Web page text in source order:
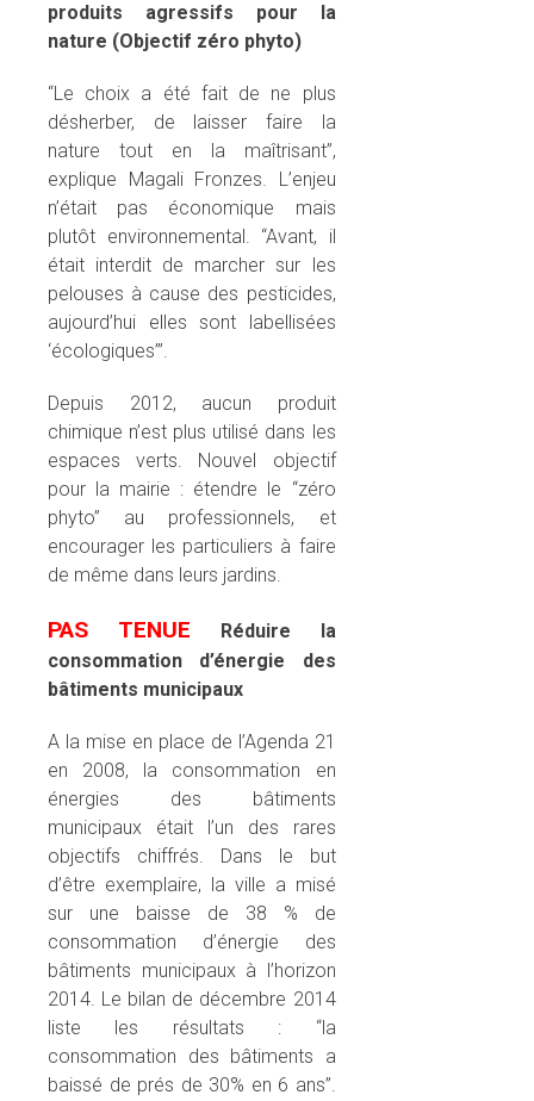
produits agressifs pour la
nature (Objectif zéro phyto)
“Le choix a été fait de ne plus
désherber, de laisser faire la
nature tout en la maîtrisant”,
explique Magali Fronzes. L’enjeu
n’était pas économique mais
plutôt environnemental. “Avant, il
était interdit de marcher sur les
pelouses à cause des pesticides,
aujourd’hui elles sont labellisées
‘écologiques’”.
Depuis 2012, aucun produit
chimique n’est plus utilisé dans les
espaces verts. Nouvel objectif
pour la mairie : étendre le “zéro
phyto” au professionnels, et
encourager les particuliers à faire
de même dans leurs jardins.
PAS TENUE Réduire la
consommation d’énergie des
bâtiments municipaux
A la mise en place de l’Agenda 21
en 2008, la consommation en
énergies des bâtiments
municipaux était l’un des rares
objectifs chiffrés. Dans le but
d’être exemplaire, la ville a misé
sur une baisse de 38 % de
consommation d’énergie des
bâtiments municipaux à l’horizon
2014. Le bilan de décembre 2014
liste les résultats : “la
consommation des bâtiments a
baissé de prés de 30% en 6 ans”.